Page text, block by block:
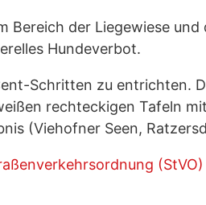
der Liegewiese
Hundeverbot.
Schritten zu entrichten.
rechteckigen Tafeln
(Viehofner Seen,
(StVO)